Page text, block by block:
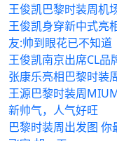
王俊凯巴黎时装周机
王俊凯身穿新中式亮
友:帅到眼花已不知道
王俊凯南京出席CL品
张康乐亮相巴黎时装
王源巴黎时装周
新帅气，人气好旺
巴黎时装周出发图